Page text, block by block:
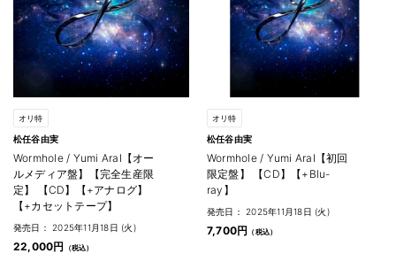
オリ特
松任谷由実
Wormhole / Yumi AraI【オー
ルメディア盤】【完全生産限
定】 【CD】【+アナログ】
【+カセットテープ】
発売日： 2025年11月18日 (火)
22,000円
オリ特
松任谷由実
Wormhole / Yumi AraI【初回
限定盤】 【CD】【+Blu-
ray】
発売日： 2025年11月18日 (火)
7,700円